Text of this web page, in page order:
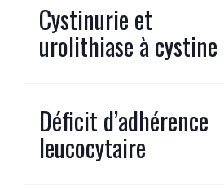
Cystinurie et
urolithiase à cystine
Déficit d’adhérence
leucocytaire